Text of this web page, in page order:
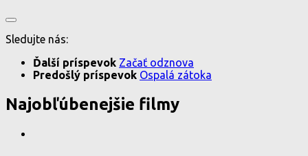
Sledujte nás:
Ďalší príspevok Začať odznova
Predošlý príspevok Ospalá zátoka
Najobľúbenejšie filmy